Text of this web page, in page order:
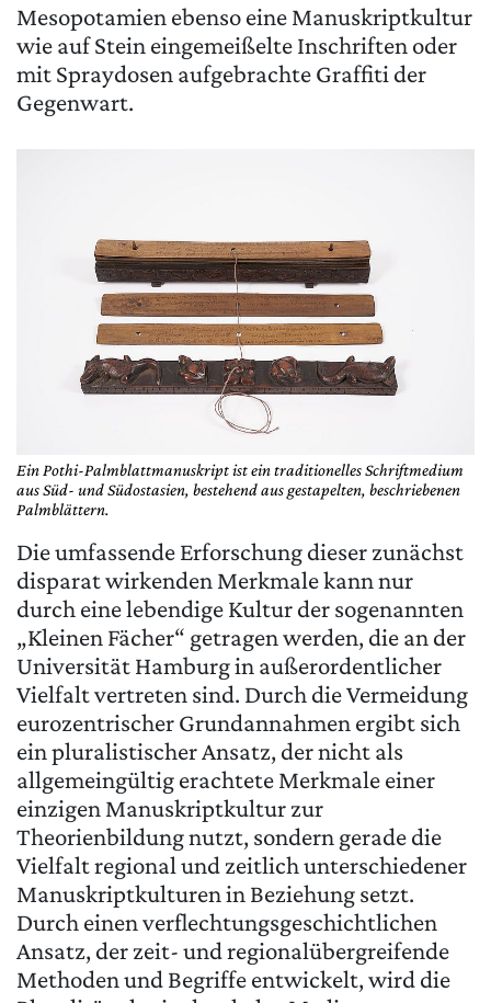
Mesopotamien ebenso eine Manuskriptkultur
wie auf Stein eingemeißelte Inschriften oder
mit Spraydosen aufgebrachte Graffiti der
Gegenwart.
Ein Pothi-Palmblattmanuskript ist ein traditionelles Schriftmedium
aus Süd- und Südostasien, bestehend aus gestapelten, beschriebenen
Palmblättern.
Die umfassende Erforschung dieser zunächst
disparat wirkenden Merkmale kann nur
durch eine lebendige Kultur der sogenannten
„Kleinen Fächer“ getragen werden, die an der
Universität Hamburg in außerordentlicher
Vielfalt vertreten sind. Durch die Vermeidung
eurozentrischer Grundannahmen ergibt sich
ein pluralistischer Ansatz, der nicht als
allgemeingültig erachtete Merkmale einer
einzigen Manuskriptkultur zur
Theorienbildung nutzt, sondern gerade die
Vielfalt regional und zeitlich unterschiedener
Manuskriptkulturen in Beziehung setzt.
Durch einen verflechtungsgeschichtlichen
Ansatz, der zeit- und regionalübergreifende
Methoden und Begriffe entwickelt, wird die